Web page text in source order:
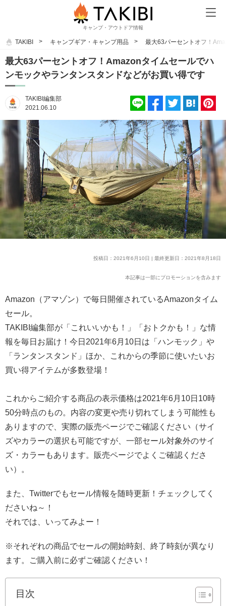
キャンプ・アウトドア情報
TAKIBI キャンプギア・キャンプ用品 最大63パーセントオフ！
最大63パーセントオフ！Amazonタイムセールでハ
ンモックやランタンスタンドなどがお買い得です
TAKIBI編集部
2021.06.10
投稿日：2021年6月10日 | 最終更新日：2021年8月18日
本記事は一部にプロモーションを含みます
Amazon（アマゾン）で毎日開催されているAmazonタイム
セール。
TAKIBI編集部が「これいいかも！」「おトクかも！」な情
報を毎日お届け！今日2021年6月10日は「ハンモック」や
「ランタンスタンド」ほか、これからの季節に使いたいお
買い得アイテムが多数登場！
これからご紹介する商品の表示価格は2021年6月10日10時
50分時点のもの。内容の変更や売り切れてしまう可能性も
ありますので、実際の販売ページでご確認ください（サイ
ズやカラーの選択も可能ですが、一部セール対象外のサイ
ズ・カラーもあります。販売ページでよくご確認くださ
い）。
また、Twitterでもセール情報を随時更新！チェックしてく
ださいね～！
それでは、いってみよー！
※それぞれの商品でセールの開始時刻、終了時刻が異なり
ます。ご購入前に必ずご確認ください！
目次